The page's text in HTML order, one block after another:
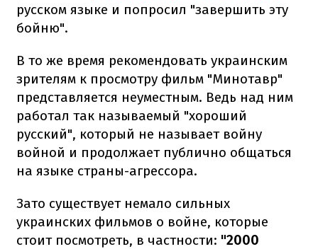
русском языке и попросил "завершить эту
бойню".
В то же время рекомендовать украинским
зрителям к просмотру фильм "Минотавр"
представляется неуместным. Ведь над ним
работал так называемый "хороший
русский", который не называет войну
войной и продолжает публично общаться
на языке страны-агрессора.
Зато существует немало сильных
украинских фильмов о войне, которые
стоит посмотреть, в частности: "2000